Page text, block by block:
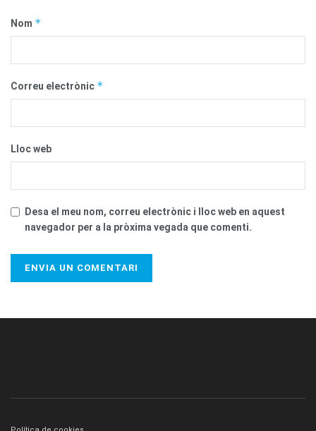
Nom *
Correu electrònic *
Lloc web
Desa el meu nom, correu electrònic i lloc web en aquest
navegador per a la pròxima vegada que comenti.